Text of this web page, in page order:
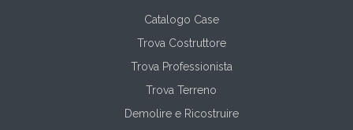
Catalogo Case
Trova Costruttore
Trova Professionista
Trova Terreno
Demolire e Ricostruire